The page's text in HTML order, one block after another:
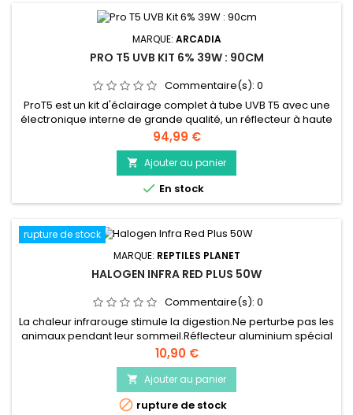
MARQUE: ARCADIA
PRO T5 UVB KIT 6% 39W : 90CM
Commentaire(s): 0
ProT5 est un kit d'éclairage complet à tube UVB T5 avec une
électronique interne de grande qualité, un réflecteur à haute
réfraction, un câble d'alimentation, un kit de raccords, un
câble de liaison et un tube UVB T5 Arcadia.
Prix
94,99 €
 Ajouter au panier
 En stock
rupture de stock
MARQUE: REPTILES PLANET
HALOGEN INFRA RED PLUS 50W
Commentaire(s): 0
La chaleur infrarouge stimule la digestion.Ne perturbe pas les
animaux pendant leur sommeil.Réflecteur aluminium spécial
qui concentre la chaleur et la lumière.Parfait pour la création
de points chauds.Peut- être régulé avec un thermostat
adapté.Avantages par rapport aux ampoules
incandescentes : Plus de chaleur et de lumière Faible
consommation...
Prix
10,90 €
 Ajouter au panier
 rupture de stock